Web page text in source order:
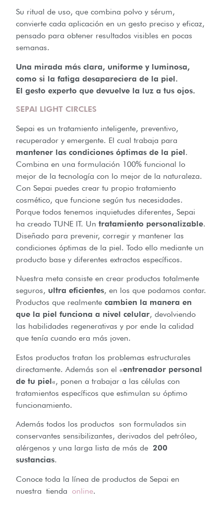
Su ritual de uso, que combina polvo y sérum,
convierte cada aplicación en un gesto preciso y eficaz,
pensado para obtener resultados visibles en pocas
semanas.
Una mirada más clara, uniforme y luminosa,
como si la fatiga desapareciera de la piel.
El gesto experto que devuelve la luz a tus ojos.
SEPAI LIGHT CIRCLES
Sepai es un tratamiento inteligente, preventivo,
recuperador y emergente. El cual trabaja para
mantener las condiciones óptimas de la piel.
Combina en una formulación 100% funcional lo
mejor de la tecnología con lo mejor de la naturaleza.
Con Sepai puedes crear tu propio tratamiento
cosmético, que funcione según tus necesidades.
Porque todos tenemos inquietudes diferentes, Sepai
ha creado TUNE IT. Un tratamiento personalizable.
Diseñado para prevenir, corregir y mantener las
condiciones óptimas de la piel. Todo ello mediante un
producto base y diferentes extractos específicos.
Nuestra meta consiste en crear productos totalmente
seguros, ultra eficientes, en los que podamos contar.
Productos que realmente cambien la manera en
que la piel funciona a nivel celular, devolviendo
las habilidades regenerativas y por ende la calidad
que tenía cuando era más joven.
Estos productos tratan los problemas estructurales
directamente. Además son el «entrenador personal
de tu piel«, ponen a trabajar a las células con
tratamientos específicos que estimulan su óptimo
funcionamiento.
Además todos los productos son formulados sin
conservantes sensibilizantes, derivados del petróleo,
alérgenos y una larga lista de más de 200
sustancias.
Conoce toda la línea de productos de Sepai en
nuestra tienda online.